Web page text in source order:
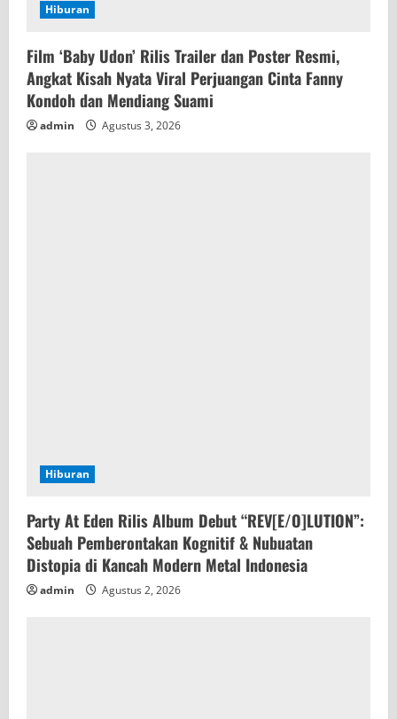
Hiburan
Film ‘Baby Udon’ Rilis Trailer dan Poster Resmi,
Angkat Kisah Nyata Viral Perjuangan Cinta Fanny
Kondoh dan Mendiang Suami
admin Agustus 3, 2026
Hiburan
Party At Eden Rilis Album Debut “REV[E/O]LUTION”:
Sebuah Pemberontakan Kognitif & Nubuatan
Distopia di Kancah Modern Metal Indonesia
admin Agustus 2, 2026